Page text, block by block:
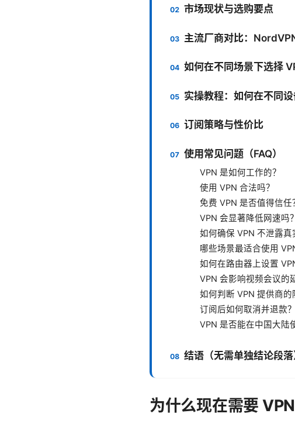
市场现状与选购要点
主流厂商对比：
如何在不同场景下选择
实操教程：如何在不同
订阅策略与性价比
使用常见问题（FAQ）
VPN 是如何工作的？
使用 VPN 合法吗？
免费 VPN 是否值得信任
VPN 会显著降低网速吗？
如何确保 VPN 不泄露真
哪些场景最适合使用
如何在路由器上设置
VPN 会影响视频会议的
如何判断 VPN 提供商的
订阅后如何取消并退款？
VPN 是否能在中国大陆
结语（无需单独结论段落
为什么现在需要